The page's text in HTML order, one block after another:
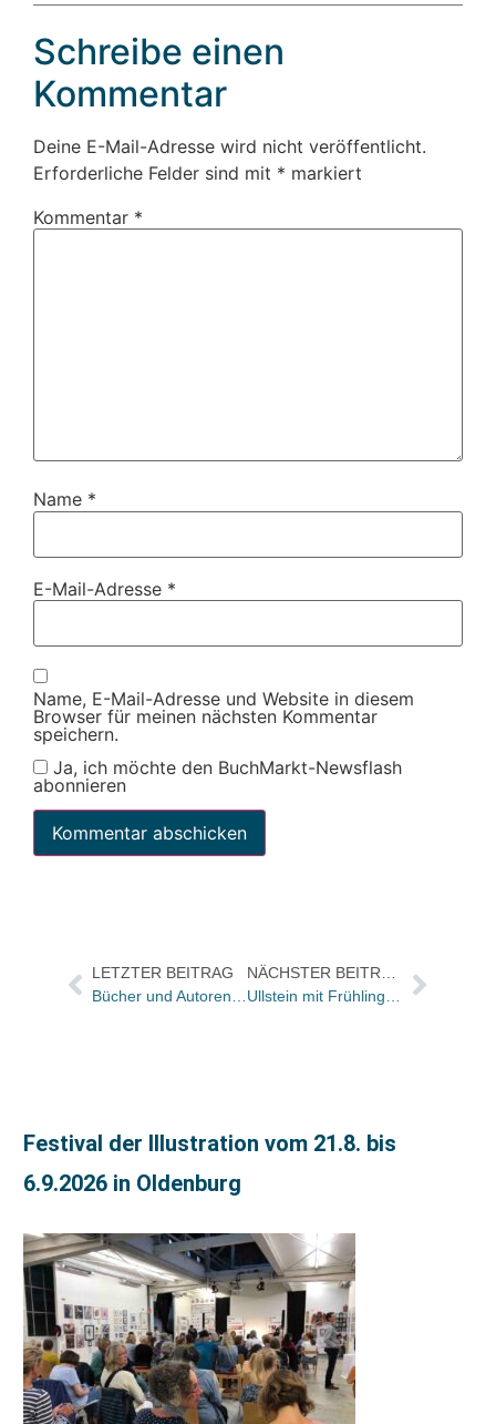
Schreibe einen
Kommentar
Deine E-Mail-Adresse wird nicht veröffentlicht.
Erforderliche Felder sind mit * markiert
Kommentar *
Name *
E-Mail-Adresse *
Name, E-Mail-Adresse und Website in diesem
Browser für meinen nächsten Kommentar
speichern.
Ja, ich möchte den BuchMarkt-Newsflash
abonnieren
LETZTER BEITRAG
Festival der Illustration vom 21.8. bis
6.9.2026 in Oldenburg